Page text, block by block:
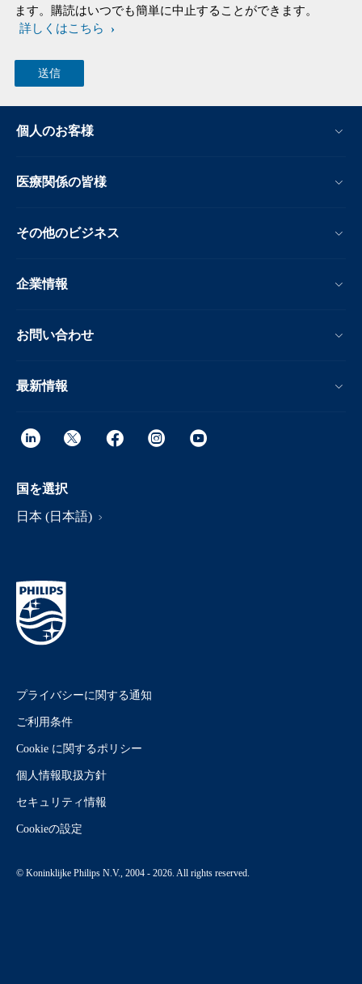
ます。購読はいつでも簡単に中止することができます。
詳しくはこちら
個人のお客様
医療関係の皆様
その他のビジネス
企業情報
お問い合わせ
最新情報
国を選択
日本 (日本語)
プライバシーに関する通知
ご利用条件
Cookie に関するポリシー
個人情報取扱方針
セキュリティ情報
Cookieの設定
© Koninklijke Philips N.V., 2004 - 2026. All rights reserved.